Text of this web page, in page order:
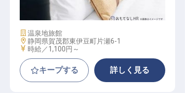
施設業態
温泉地旅館
勤務地
静岡県賀茂郡東伊豆町片瀬6-1
給与
時給／1,100円～
キープする 詳しく見る